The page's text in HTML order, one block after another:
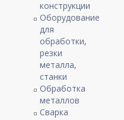
конструкции
Оборудование
для
обработки,
резки
металла,
станки
Обработка
металлов
Сварка